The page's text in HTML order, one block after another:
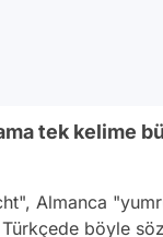
tek kelime
Almanca
böyle